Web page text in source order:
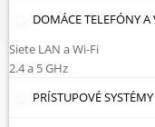
DOMÁCE TELEFÓNY
Siete LAN a Wi-Fi
2.4 a 5 GHz
PRÍSTUPOVÉ SYSTÉMY